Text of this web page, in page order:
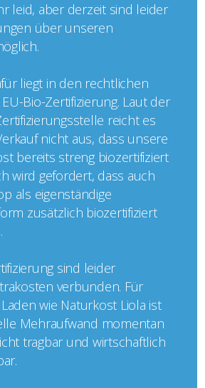
leid, aber derzeit sind leider
über unseren
liegt in den rechtlichen
Bio-Zertifizierung. Laut der
reicht es
nicht aus, dass unsere
bereits streng biozertifiziert
wird gefordert, dass auch
als eigenständige
zusätzlich biozertifiziert
sind leider
verbunden. Für
wie Naturkost Liola ist
Mehraufwand momentan
tragbar und wirtschaftlich